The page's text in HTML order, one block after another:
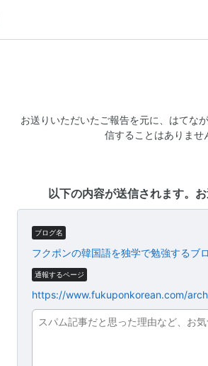
お送りいただいたご報告を元に、はてな
信することはありませ
以下の内容が送信されます。
ブログ名
フクポンの韓国語を独学で勉強するブ
通報するページ
https://www.fukuponkorean.com/